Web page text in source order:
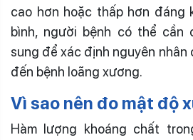
cao hơn hoặc thấp hơn đáng
bình, người bệnh có thể cần
sung để xác định nguyên nhân
đến bệnh loãng xương.
Vì sao nên đo mật độ
Hàm lượng khoáng chất